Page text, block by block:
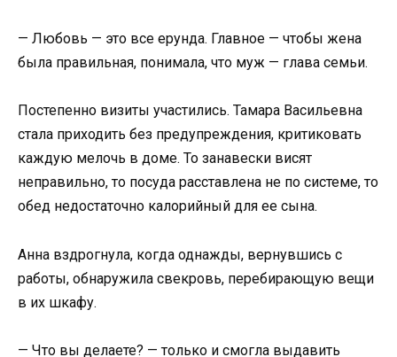
— Любовь — это все ерунда. Главное — чтобы жена
была правильная, понимала, что муж — глава семьи.
Постепенно визиты участились. Тамара Васильевна
стала приходить без предупреждения, критиковать
каждую мелочь в доме. То занавески висят
неправильно, то посуда расставлена не по системе, то
обед недостаточно калорийный для ее сына.
Анна вздрогнула, когда однажды, вернувшись с
работы, обнаружила свекровь, перебирающую вещи
в их шкафу.
— Что вы делаете? — только и смогла выдавить